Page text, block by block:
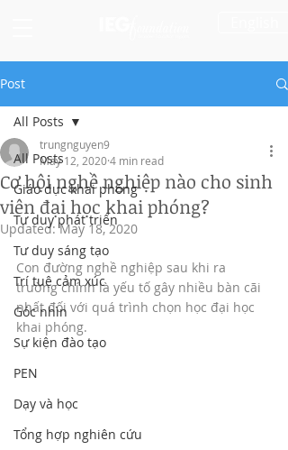
Post
All Posts
Giáo dục khai phóng
Tư duy phát triển
Tư duy sáng tạo
Trí tuệ cảm xúc
Góc nhìn
Sự kiện đào tạo
PEN
Dạy và học
Tổng hợp nghiên cứu
All Posts
Cơ hội nghề nghiệp nào cho sinh
viên đại học khai phóng?
trungnguyen9
May 12, 20204 min read
Updated:May 18, 2020
Con đường nghề nghiệp sau khi ra
trường chính là yếu tố gây nhiều bàn cãi
nhất đối với quá trình chọn học đại học
khai phóng.